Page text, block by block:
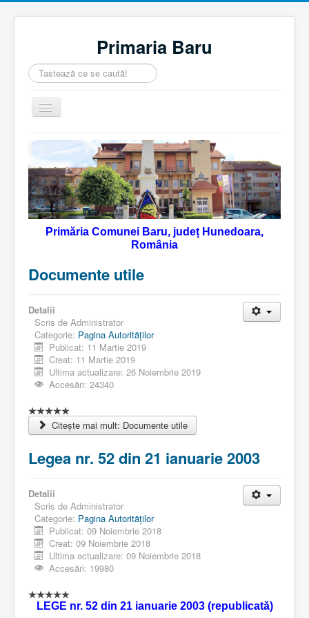
Primaria Baru
Căutare
...
Comută
navigarea
Home
Despre noi
Noutăţi
Contact
Servicii Online
Primăria Comunei Baru, județ Hunedoara,
România
Documente utile
Detalii
Scris de Administrator
Categorie: Pagina Autorităţilor
Publicat: 11 Martie 2019
Creat: 11 Martie 2019
Ultima actualizare: 26 Noiembrie 2019
Accesări: 24340
Citește mai mult: Documente utile
Legea nr. 52 din 21 ianuarie 2003
Detalii
Scris de Administrator
Categorie: Pagina Autorităţilor
Publicat: 09 Noiembrie 2018
Creat: 09 Noiembrie 2018
Ultima actualizare: 09 Noiembrie 2018
Accesări: 19980
LEGE nr. 52 din 21 ianuarie 2003 (republicată)